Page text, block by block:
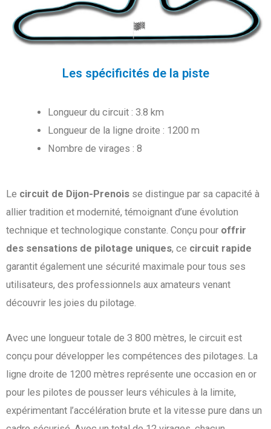
Les spécificités de la piste
Longueur du circuit : 3.8 km
Longueur de la ligne droite : 1200 m
Nombre de virages : 8
Le circuit de Dijon-Prenois se distingue par sa capacité à
allier tradition et modernité, témoignant d’une évolution
technique et technologique constante. Conçu pour offrir
des sensations de pilotage uniques, ce circuit rapide
garantit également une sécurité maximale pour tous ses
utilisateurs, des professionnels aux amateurs venant
découvrir les joies du pilotage.
Avec une longueur totale de 3 800 mètres, le circuit est
conçu pour développer les compétences des pilotages. La
ligne droite de 1200 mètres représente une occasion en or
pour les pilotes de pousser leurs véhicules à la limite,
expérimentant l’accélération brute et la vitesse pure dans un